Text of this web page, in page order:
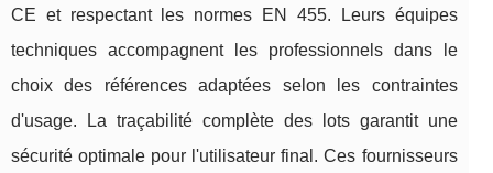
CE et respectant les normes EN 455. Leurs équipes
techniques accompagnent les professionnels dans le
choix des références adaptées selon les contraintes
d'usage. La traçabilité complète des lots garantit une
sécurité optimale pour l'utilisateur final. Ces fournisseurs